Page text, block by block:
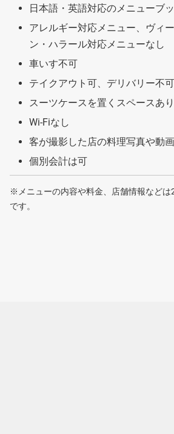
日本語・英語対応のメニューブ
アレルギー対応メニュー、ヴィ
ン・ハラール対応メニューなし
車いす不可
テイクアウト可、デリバリー不可
スーツケースを置くスペースあり
Wi-Fiなし
客が撮影した店の料理写真や動
個別会計は可
※メニューの内容や料金、店舗情報などは
です。